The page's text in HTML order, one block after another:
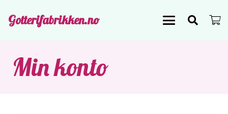
Gotterifabrikken.no
Min konto